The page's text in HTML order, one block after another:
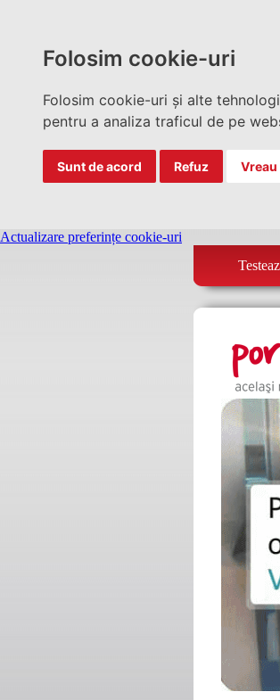
Folosim cookie-uri
Folosim cookie-uri și alte
pentru a analiza traficul de pe
Sunt de acord Refuz
Actualizare preferințe cookie-uri